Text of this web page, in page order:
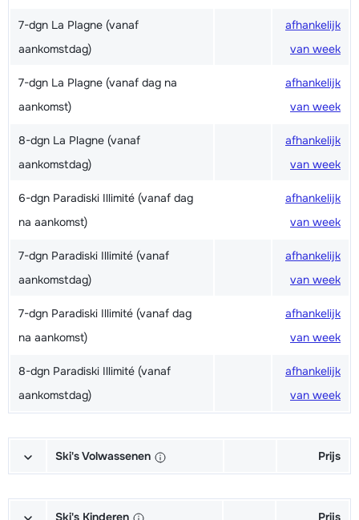
7-dgn La Plagne (vanaf
aankomstdag)
afhankelijk
van week
7-dgn La Plagne (vanaf dag na
aankomst)
afhankelijk
van week
8-dgn La Plagne (vanaf
aankomstdag)
afhankelijk
van week
6-dgn Paradiski Illimité (vanaf dag
na aankomst)
afhankelijk
van week
7-dgn Paradiski Illimité (vanaf
aankomstdag)
afhankelijk
van week
7-dgn Paradiski Illimité (vanaf dag
na aankomst)
afhankelijk
van week
8-dgn Paradiski Illimité (vanaf
aankomstdag)
afhankelijk
van week
Ski's Volwassenen Prijs
Schoenen + Stokken (6/7 dagen)
van week
Ski's Kinderen Prijs